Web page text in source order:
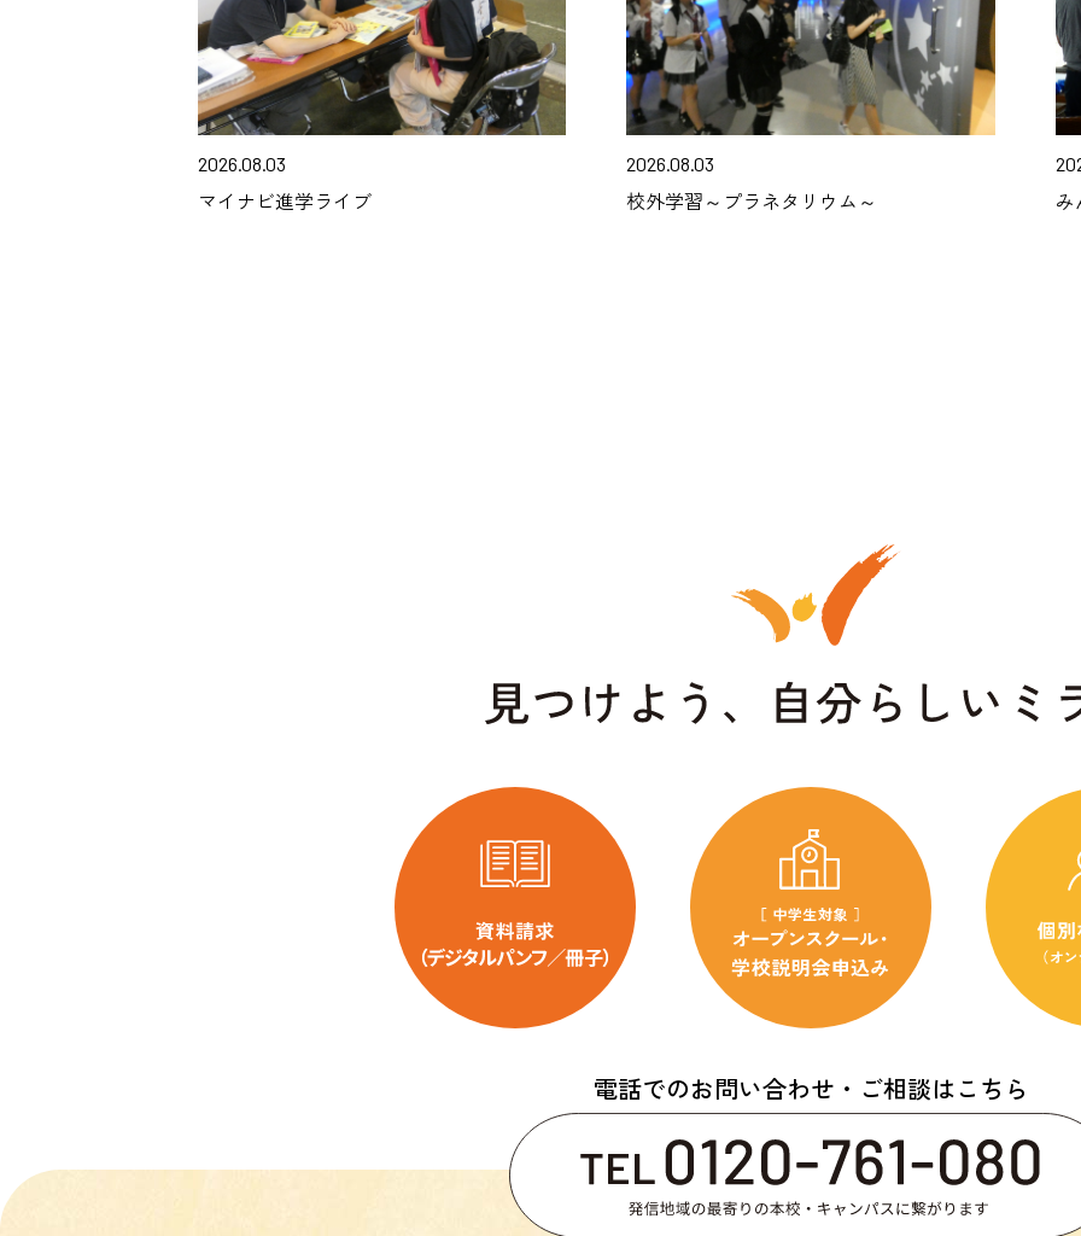
2026.08.03
マイナビ進学ライブ
2026.08.03
校外学習～プラネタリウム～
電話でのお問い合わせ・ご相談はこちら